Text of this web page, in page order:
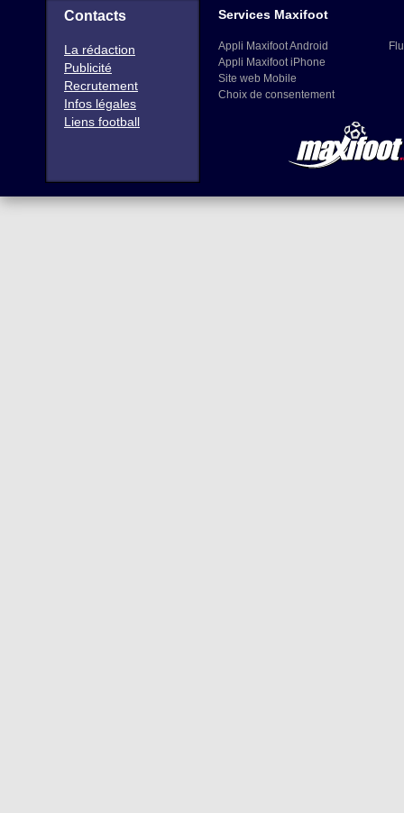
Contacts
La rédaction
Publicité
Recrutement
Infos légales
Liens football
Services Maxifoot
Appli Maxifoot Android
Appli Maxifoot iPhone
Site web Mobile
Choix de consentement